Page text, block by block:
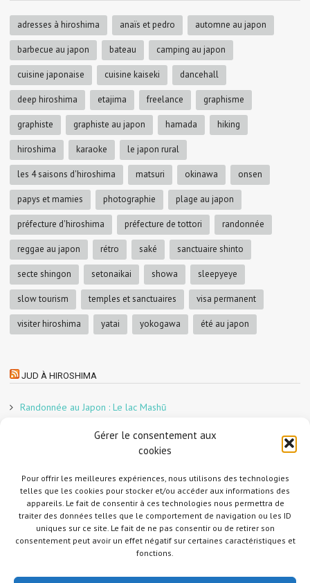
Gérer le consentement aux
cookies
Pour offrir les meilleures expériences, nous utilisons des technologies
telles que les cookies pour stocker et/ou accéder aux informations des
appareils. Le fait de consentir à ces technologies nous permettra de
traiter des données telles que le comportement de navigation ou les ID
uniques sur ce site. Le fait de ne pas consentir ou de retirer son
consentement peut avoir un effet négatif sur certaines caractéristiques et
fonctions.
adresses à hiroshima anaïs et pedro automne au japon
barbecue au japon bateau camping au japon
cuisine japonaise cuisine kaiseki dancehall
deep hiroshima etajima freelance graphisme
graphiste graphiste au japon hamada hiking
hiroshima karaoke le japon rural
les 4 saisons d'hiroshima matsuri okinawa onsen
papys et mamies photographie plage au japon
préfecture d'hiroshima préfecture de tottori randonnée
reggae au japon rétro saké sanctuaire shinto
secte shingon setonaikai showa sleepyeye
slow tourism temples et sanctuaires visa permanent
visiter hiroshima yatai yokogawa été au japon
JUD À HIROSHIMA
Randonnée au Japon : Le lac Mashū
En direct sur Adobe France !
Un café et des cabanes dans la forêt
Slow Tourism à Tomo-no-Ura
Slow tourism à Onomichi
Randonnée au Japon : Le Mont Daisen
Randonnée au Japon : Le Mont Misen